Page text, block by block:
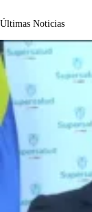
Últimas Noticias